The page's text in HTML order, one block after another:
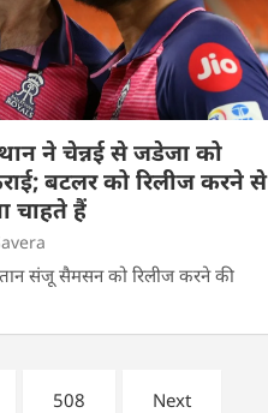
ने चेन्नई से जडेजा को
बटलर को रिलीज करने से
चाहते हैं
संजू सैमसन को रिलीज करने की
508 Next